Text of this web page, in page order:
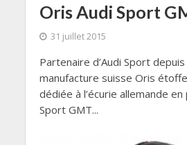
Oris Audi Sport
31 juillet 2015
Partenaire d’Audi Sport
manufacture suisse Oris
dédiée à l’écurie allemande en
Sport GMT...